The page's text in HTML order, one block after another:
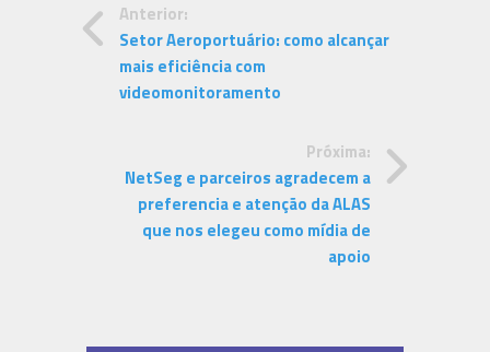
Anterior:
Setor Aeroportuário: como alcançar
mais eficiência com
videomonitoramento
Próxima:
NetSeg e parceiros agradecem a
preferencia e atenção da ALAS
que nos elegeu como mídia de
apoio